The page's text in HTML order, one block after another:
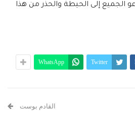
الجميع إلى الحيطة والحذر من هذا
Twitter
WhatsApp
القادم بوست